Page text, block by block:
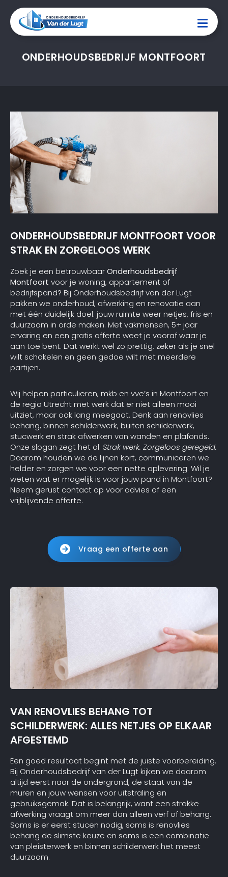
ONDERHOUDSBEDRIJF MONTFOORT
ONDERHOUDSBEDRIJF MONTFOORT VOOR
STRAK EN ZORGELOOS WERK
Zoek je een betrouwbaarOnderhoudsbedrijf
Montfoort voor je woning, appartement of
bedrijfspand? Bij Onderhoudsbedrijf van der Lugt
pakken we onderhoud, afwerking en renovatie aan
met één duidelijk doel: jouw ruimte weer netjes, fris en
duurzaam in orde maken. Met vakmensen, 5+ jaar
ervaring en een gratis offerte weet je vooraf waar je
aan toe bent. Dat werkt wel zo prettig, zeker als je snel
wilt schakelen en geen gedoe wilt met meerdere
partijen.
Wij helpen particulieren, mkb en vve’s in Montfoort en
de regio Utrecht met werk dat er niet alleen mooi
uitziet, maar ook lang meegaat. Denk aan renovlies
behang, binnen schilderwerk, buiten schilderwerk,
stucwerk en strak afwerken van wanden en plafonds.
Onze slogan zegt het al: Strak werk. Zorgeloos geregeld.
Daarom houden we de lijnen kort, communiceren we
helder en zorgen we voor een nette oplevering. Wil je
weten wat er mogelijk is voor jouw pand in Montfoort?
Neem gerust contact op voor advies of een
vrijblijvende offerte.
Vraag een offerte aan
VAN RENOVLIES BEHANG TOT
SCHILDERWERK: ALLES NETJES OP ELKAAR
AFGESTEMD
Een goed resultaat begint met de juiste voorbereiding.
Bij Onderhoudsbedrijf van der Lugt kijken we daarom
altijd eerst naar de ondergrond, de staat van de
muren en jouw wensen voor uitstraling en
gebruiksgemak. Dat is belangrijk, want een strakke
afwerking vraagt om meer dan alleen verf of behang.
Soms is er eerst stucen nodig, soms is renovlies
behang de slimste keuze en soms is een combinatie
van pleisterwerk en binnen schilderwerk het meest
duurzaam.